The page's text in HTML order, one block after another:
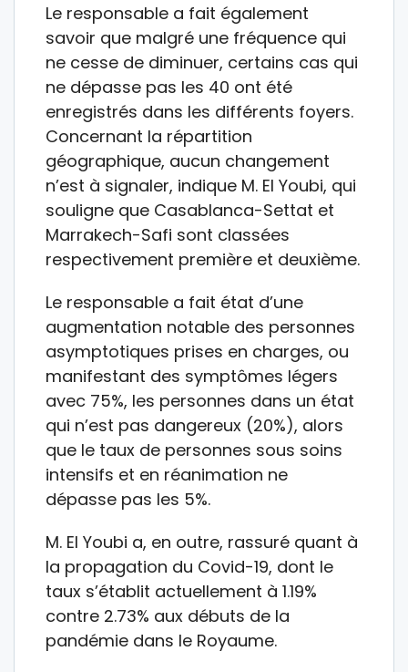
Le responsable a fait également
savoir que malgré une fréquence qui
ne cesse de diminuer, certains cas qui
ne dépasse pas les 40 ont été
enregistrés dans les différents foyers.
Concernant la répartition
géographique, aucun changement
n’est à signaler, indique M. El Youbi, qui
souligne que Casablanca-Settat et
Marrakech-Safi sont classées
respectivement première et deuxième.
Le responsable a fait état d’une
augmentation notable des personnes
asymptotiques prises en charges, ou
manifestant des symptômes légers
avec 75%, les personnes dans un état
qui n’est pas dangereux (20%), alors
que le taux de personnes sous soins
intensifs et en réanimation ne
dépasse pas les 5%.
M. El Youbi a, en outre, rassuré quant à
la propagation du Covid-19, dont le
taux s’établit actuellement à 1.19%
contre 2.73% aux débuts de la
pandémie dans le Royaume.